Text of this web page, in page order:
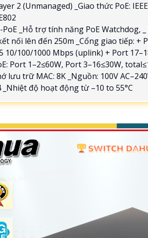
2 (Unmanaged) _Giao thức PoE:
PoE _Hỗ trợ tính năng PoE
nối lên đến 250m _Cổng giao tiếp: +
10/100/1000 Mbps (uplink) + Port
Port 1–2≤60W, Port 3–16≤30W,
lưu trữ MAC: 8K _Nguồn: 100V
_Nhiệt độ hoạt động từ –10 to 55°C